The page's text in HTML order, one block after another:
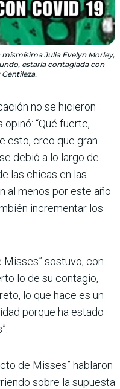
mismísima Julia Evelyn Morley,
estaría contagiada con
no se hicieron
“Qué fuerte,
esto, creo que gran
debió a lo largo de
las chicas en las
al menos por este año
incrementar los
sostuvo, con
lo de su contagio,
lo que hace es un
porque ha estado
de Misses” hablaron
sobre la supuesta